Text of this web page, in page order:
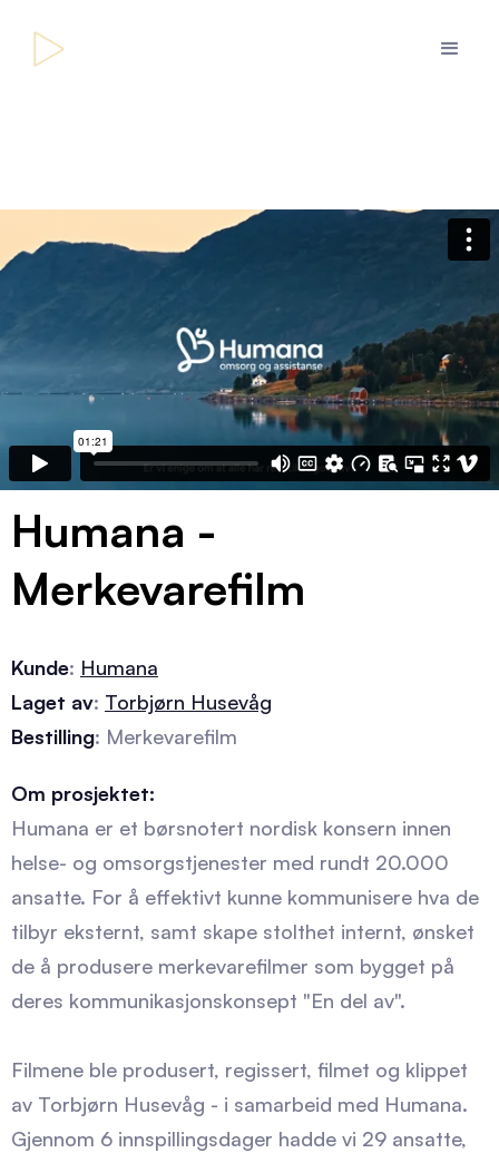
Humana -
Merkevarefilm
Kunde: Humana
Laget av: Torbjørn Husevåg
Bestilling: Merkevarefilm
Om prosjektet:
Humana er et børsnotert nordisk konsern innen
helse- og omsorgstjenester med rundt 20.000
ansatte. For å effektivt kunne kommunisere hva de
tilbyr eksternt, samt skape stolthet internt, ønsket
de å produsere merkevarefilmer som bygget på
deres kommunikasjonskonsept "En del av".
Filmene ble produsert, regissert, filmet og klippet
av Torbjørn Husevåg - i samarbeid med Humana.
Gjennom 6 innspillingsdager hadde vi 29 ansatte,